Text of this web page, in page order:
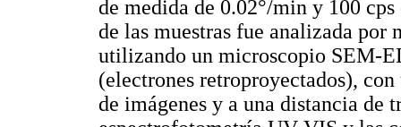
de medida de 0.02°/min y 100
de las muestras fue analizada
utilizando un microscopio SEM-
(electrones retroproyectados),
de imágenes y a una distancia de